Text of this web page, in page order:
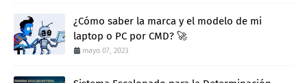
¿Cómo saber la marca y el modelo de mi
laptop o PC por CMD? 🚀
mayo 07, 2023